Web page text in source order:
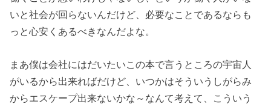
いと社会が回らないんだけど、必要なことであるならも
っと心安くあるべきなんだよな。
まあ僕は会社にはだいたいこの本で言うところの宇宙人
がいるから出来ればだけど、いつかはそういうしがらみ
からエスケープ出来ないかな～なんて考えて、こういう